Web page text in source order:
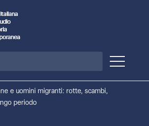
e uomini migranti: rotte, scambi,
periodo